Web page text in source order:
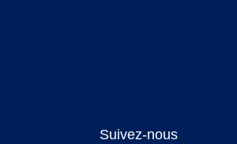
Suivez-nous